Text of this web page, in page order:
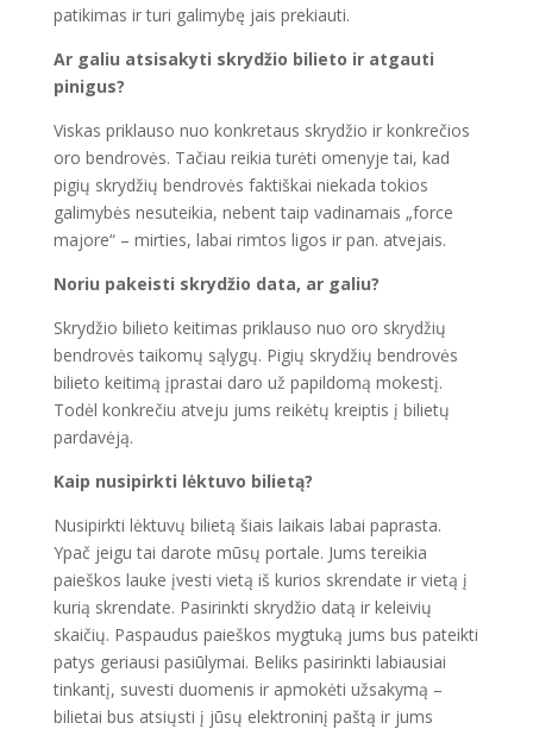
patikimas ir turi galimybę jais prekiauti.
Ar galiu atsisakyti skrydžio bilieto ir atgauti
pinigus?
Viskas priklauso nuo konkretaus skrydžio ir konkrečios
oro bendrovės. Tačiau reikia turėti omenyje tai, kad
pigių skrydžių bendrovės faktiškai niekada tokios
galimybės nesuteikia, nebent taip vadinamais „force
majore“ – mirties, labai rimtos ligos ir pan. atvejais.
Noriu pakeisti skrydžio data, ar galiu?
Skrydžio bilieto keitimas priklauso nuo oro skrydžių
bendrovės taikomų sąlygų. Pigių skrydžių bendrovės
bilieto keitimą įprastai daro už papildomą mokestį.
Todėl konkrečiu atveju jums reikėtų kreiptis į bilietų
pardavėją.
Kaip nusipirkti lėktuvo bilietą?
Nusipirkti lėktuvų bilietą šiais laikais labai paprasta.
Ypač jeigu tai darote mūsų portale. Jums tereikia
paieškos lauke įvesti vietą iš kurios skrendate ir vietą į
kurią skrendate. Pasirinkti skrydžio datą ir keleivių
skaičių. Paspaudus paieškos mygtuką jums bus pateikti
patys geriausi pasiūlymai. Beliks pasirinkti labiausiai
tinkantį, suvesti duomenis ir apmokėti užsakymą –
bilietai bus atsiųsti į jūsų elektroninį paštą ir jums